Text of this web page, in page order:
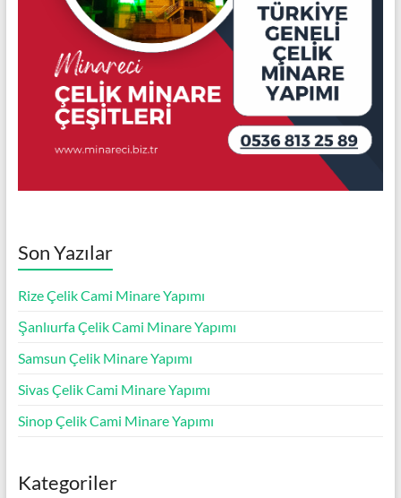
Son Yazılar
Rize Çelik Cami Minare Yapımı
Şanlıurfa Çelik Cami Minare Yapımı
Samsun Çelik Minare Yapımı
Sivas Çelik Cami Minare Yapımı
Sinop Çelik Cami Minare Yapımı
Kategoriler